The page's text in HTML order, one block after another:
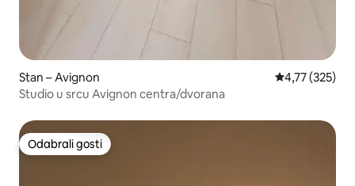
Stan – Avignon Prosječna
4,77 (325)
Studio u srcu Avignon centra/dvorana
Odabrali gosti
Odabrali gosti